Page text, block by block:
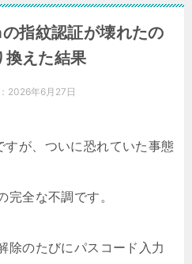
指紋認証が壊れたの
えた結果
2026年6月27日
が、ついに恐れていた事態
全な不調です。
除のたびにパスコード入力